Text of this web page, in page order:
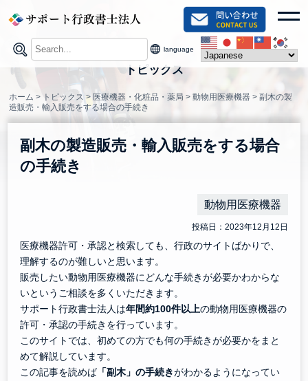
content
language
トピックス
ホーム > トピックス > 医療機器・化粧品・薬局 >動物用医療機器 >副木の製
造販売・輸入販売をする場合の手続き
副木の製造販売・輸入販売をする場合
の手続き
投稿日：2023年12月12日
動物用医療機器
医療機器許可・承認と検索しても、行政のサイトばかりで、
理解するのが難しいと思います。
販売したい動物用医療機器にどんな手続きが必要かわからな
いというご相談を多くいただきます。
サポート行政書士法人は年間約100件以上の動物用医療機器の
許可・承認の手続きを行っています。
このサイトでは、初めての方でも何の手続きが必要かをまと
めて解説しています。
この記事を読めば「副木」の手続きがわかるようになってい